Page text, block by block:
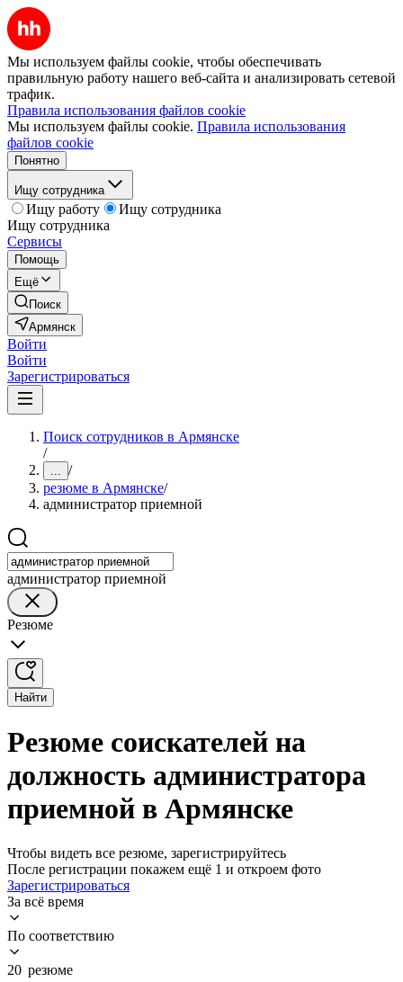
Мы используем файлы cookie, чтобы обеспечивать
правильную работу нашего веб-сайта и анализировать сетевой
трафик.
Правила использования файлов cookie
Мы используем файлы cookie. Правила использования
файлов cookie
Понятно
Ищу сотрудника
Ищу работу
Ищу сотрудника
Ищу сотрудника
Сервисы
Помощь
Ещё
Поиск
Армянск
Войти
Войти
Зарегистрироваться
Поиск сотрудников в Армянске
/
... /
резюме в Армянске/
администратор приемной
администратор приемной
Резюме
Найти
Резюме соискателей на
должность администратора
приемной в Армянске
Чтобы видеть все резюме, зарегистрируйтесь
После регистрации покажем ещё 1 и откроем фото
Зарегистрироваться
За всё время
По соответствию
20 резюме